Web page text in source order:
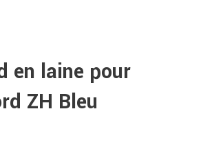
en laine pour
ZH Bleu